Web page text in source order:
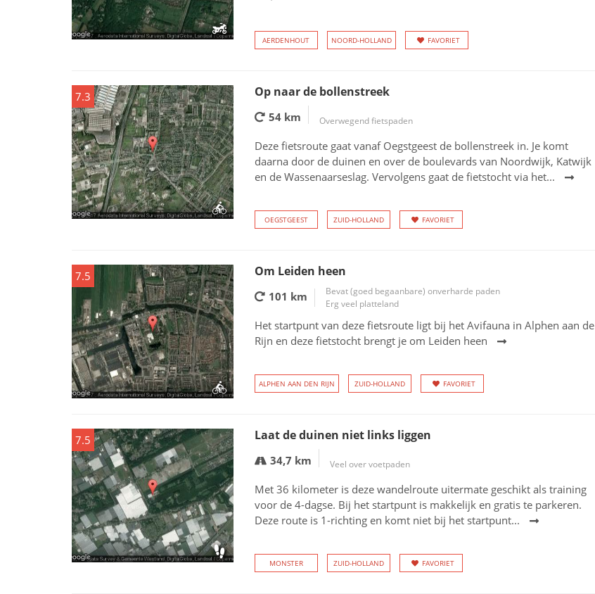
AERDENHOUT NOORD-HOLLAND FAVORIET
7.3 Op naar de bollenstreek
54 km Overwegend fietspaden
Deze fietsroute gaat vanaf Oegstgeest de bollenstreek in. Je komt
daarna door de duinen en over de boulevards van Noordwijk, Katwijk
en de Wassenaarseslag. Vervolgens gaat de fietstocht via het...
OEGSTGEEST ZUID-HOLLAND FAVORIET
7.5 Om Leiden heen
101 km
Bevat (goed begaanbare) onverharde paden
Erg veel platteland
Het startpunt van deze fietsroute ligt bij het Avifauna in Alphen aan de
Rijn en deze fietstocht brengt je om Leiden heen
ALPHEN AAN DEN RIJN ZUID-HOLLAND FAVORIET
7.5 Laat de duinen niet links liggen
34,7 km Veel over voetpaden
Met 36 kilometer is deze wandelroute uitermate geschikt als training
voor de 4-dagse. Bij het startpunt is makkelijk en gratis te parkeren.
Deze route is 1-richting en komt niet bij het startpunt...
MONSTER ZUID-HOLLAND FAVORIET